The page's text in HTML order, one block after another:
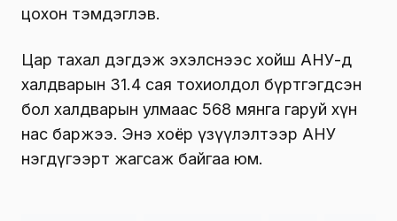
цохон тэмдэглэв.
Цар тахал дэгдэж эхэлснээс хойш АНУ-д
халдварын 31.4 сая тохиолдол бүртгэгдсэн
бол халдварын улмаас 568 мянга гаруй хүн
нас баржээ. Энэ хоёр үзүүлэлтээр АНУ
нэгдүгээрт жагсаж байгаа юм.